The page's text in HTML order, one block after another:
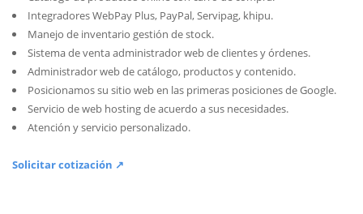
Integradores WebPay Plus, PayPal, Servipag, khipu.
Manejo de inventario gestión de stock.
Sistema de venta administrador web de clientes y órdenes.
Administrador web de catálogo, productos y contenido.
Posicionamos su sitio web en las primeras posiciones de Google.
Servicio de web hosting de acuerdo a sus necesidades.
Atención y servicio personalizado.
Solicitar cotización ↗